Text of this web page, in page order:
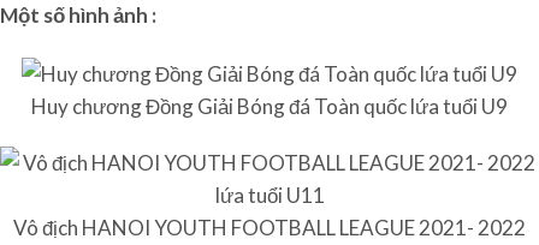
Một số hình ảnh :
Huy chương Đồng Giải Bóng đá Toàn quốc lứa tuổi U9
Vô địch HANOI YOUTH FOOTBALL LEAGUE 2021- 2022